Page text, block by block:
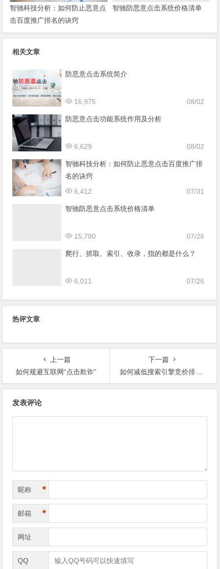
智驰科技分析：如何防止恶意点
击百度推广排名的诀窍
智驰防恶意点击系统价格清单
相关文章
防恶意点击系统简介
08/02
16,975
防恶意点击功能系统作用及分析
08/02
6,629
智驰科技分析：如何防止恶意点击百度推广排
名的诀窍
07/31
6,412
智驰防恶意点击系统价格清单
07/26
15,780
爬行、抓取、索引、收录，指的都是什么？
07/26
6,011
热评文章
上一篇
如何规避互联网“点击欺诈”
下一篇
如何减低搜索引擎竞价排名的恶意点击
发表评论
昵称 *
邮箱 *
网址
QQ